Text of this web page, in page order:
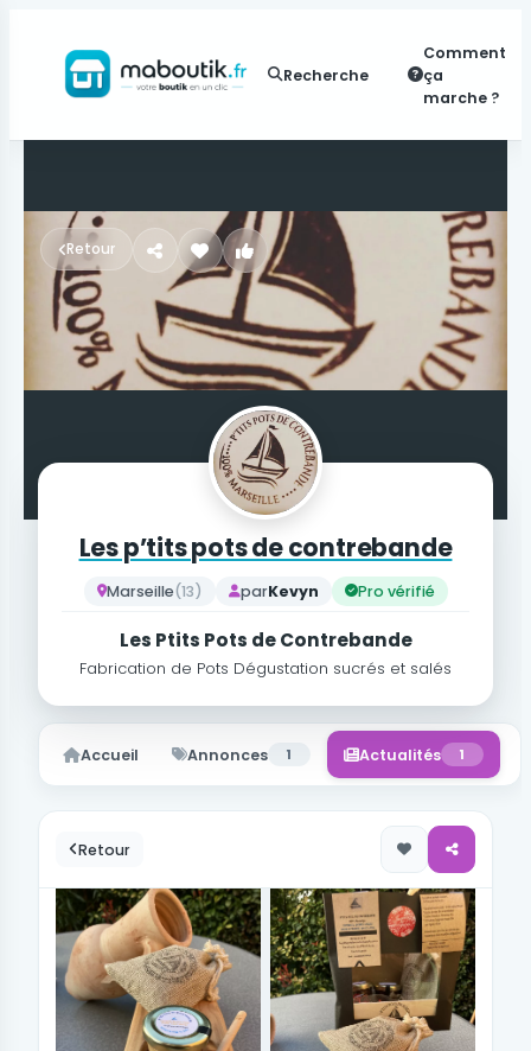
Recherche
Comment
ça
marche ?
Retour
Les p’tits pots de contrebande
Marseille(13) parKevyn Pro vérifié
Les Ptits Pots de Contrebande
Fabrication de Pots Dégustation sucrés et salés
Accueil Annonces 1 Actualités 1
Retour